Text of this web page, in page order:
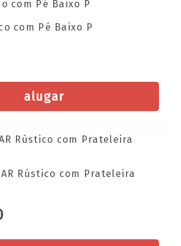
com Pé Baixo P
alugar
Rústico com Prateleira